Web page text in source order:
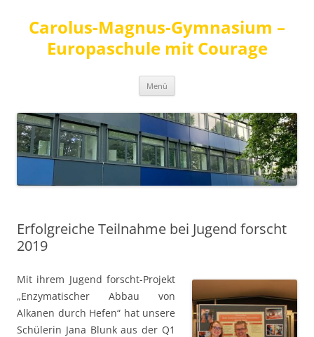
Carolus-Magnus-Gymnasium –
Europaschule mit Courage
Menü
Erfolgreiche Teilnahme bei Jugend forscht
2019
Mit ihrem Jugend forscht-Projekt
„Enzymatischer Abbau von
Alkanen durch Hefen“ hat unsere
Schülerin Jana Blunk aus der Q1